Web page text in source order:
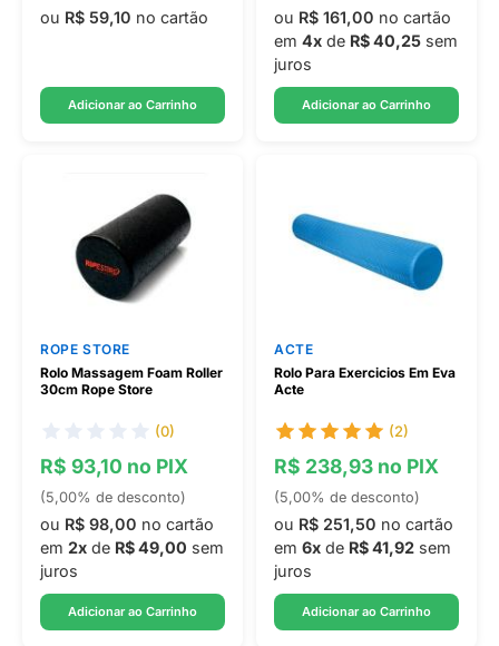
ou R$ 59,10 no cartão
Adicionar ao Carrinho
ou R$ 161,00 no cartão
em 4x de R$ 40,25 sem
juros
Adicionar ao Carrinho
ROPE STORE
Rolo Massagem Foam Roller
30cm Rope Store
(0)
R$ 93,10 no PIX
(5,00% de desconto)
ou R$ 98,00 no cartão
em 2x de R$ 49,00 sem
juros
Adicionar ao Carrinho
ACTE
Rolo Para Exercicios Em Eva
Acte
(2)
R$ 238,93 no PIX
(5,00% de desconto)
ou R$ 251,50 no cartão
em 6x de R$ 41,92 sem
juros
Adicionar ao Carrinho